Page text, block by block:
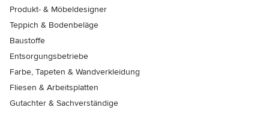
Produkt- & Möbeldesigner
Teppich & Bodenbeläge
Baustoffe
Entsorgungsbetriebe
Farbe, Tapeten & Wandverkleidung
Fliesen & Arbeitsplatten
Gutachter & Sachverständige